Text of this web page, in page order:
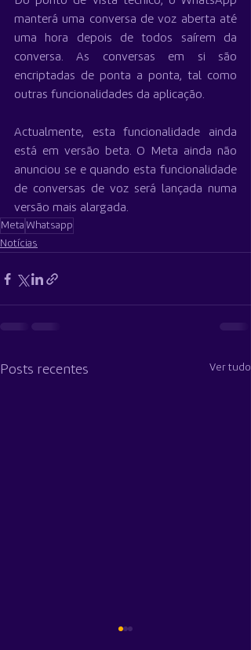
manterá uma conversa de voz aberta até
uma hora depois de todos saírem da
conversa. As conversas em si são
encriptadas de ponta a ponta, tal como
outras funcionalidades da aplicação.
Actualmente, esta funcionalidade ainda
está em versão beta. O Meta ainda não
anunciou se e quando esta funcionalidade
de conversas de voz será lançada numa
versão mais alargada.
Meta Whatsapp
Notícias
Posts recentes Ver tudo